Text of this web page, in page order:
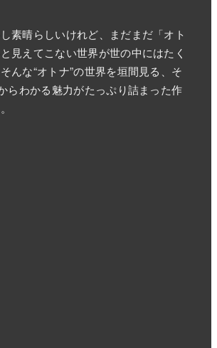
素晴らしいけれど、まだまだ「オト
見えてこない世界が世の中にはたく
んな“オトナ”の世界を垣間見る、そ
らわかる魅力がたっぷり詰まった作